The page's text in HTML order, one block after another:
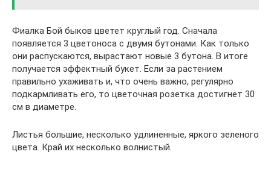
Фиалка Бой быков цветет круглый год. Сначала
появляется 3 цветоноса с двумя бутонами. Как только
они распускаются, вырастают новые 3 бутона. В итоге
получается эффектный букет. Если за растением
правильно ухаживать и, что очень важно, регулярно
подкармливать его, то цветочная розетка достигнет 30
см в диаметре.
Листья большие, несколько удлиненные, яркого зеленого
цвета. Край их несколько волнистый.